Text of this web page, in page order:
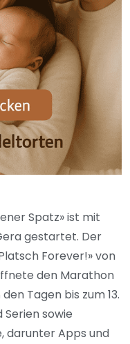
Spatz» ist mit
gestartet. Der
Forever!» von
den Marathon
Tagen bis zum 13.
sowie
darunter Apps und